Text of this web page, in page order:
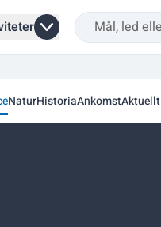
NaturHistoriaAnkomstAktuellt